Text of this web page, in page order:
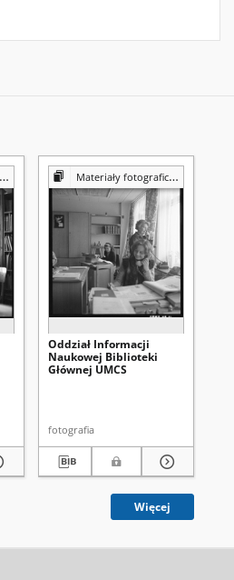
Materiały fotograficzne z Pracowni Reprografii Biblioteki UMCS
Oddział Informacji
Naukowej Biblioteki
Głównej UMCS
fotografia
Więcej